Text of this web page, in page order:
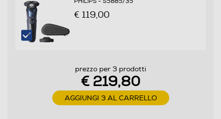
Custodia
Accessori in dotazione
Tosatrice a batteria con protezione della lama 10 pettini
€ 119,00
prezzo per 3 prodotti
€ 219,80
AGGIUNGI 3 AL CARRELLO